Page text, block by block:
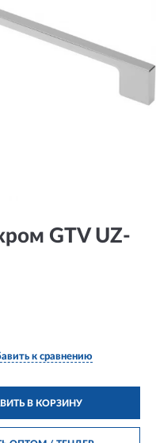
GTV UZ-
к сравнению
В КОРЗИНУ